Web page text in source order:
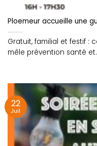
Ploemeur accueille une
Gratuit, familial et festif :
mêle prévention santé
22
Juil